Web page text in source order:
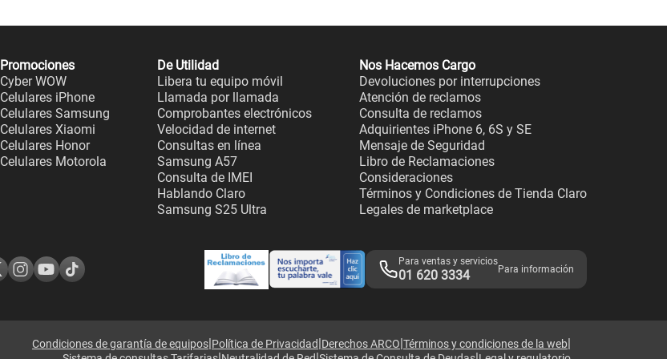
Promociones
Cyber WOW
Celulares iPhone
Celulares Samsung
Celulares Xiaomi
Celulares Honor
Celulares Motorola
De Utilidad
Libera tu equipo móvil
Llamada por llamada
Comprobantes electrónicos
Velocidad de internet
Consultas en línea
Samsung A57
Consulta de IMEI
Hablando Claro
Samsung S25 Ultra
Nos Hacemos Cargo
Devoluciones por interrupciones
Atención de reclamos
Consulta de reclamos
Adquirientes iPhone 6, 6S y SE
Mensaje de Seguridad
Libro de Reclamaciones
Consideraciones
Términos y Condiciones de Tienda Claro
Legales de marketplace
Para ventas y servicios
01 620 3334 Para información
Condiciones de garantía de equipos|Política de Privacidad|Derechos ARCO|Términos y condiciones de la web|